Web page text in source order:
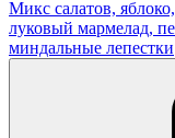
Микс салатов,
луковый мармелад,
миндальные лепестки